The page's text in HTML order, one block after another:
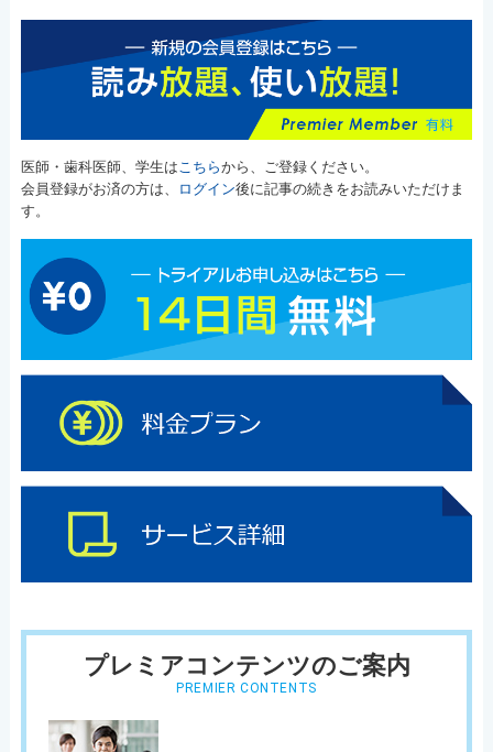
医師・歯科医師、学生はこちらから、ご登録ください。
会員登録がお済の方は、
ログイン後に記事の続きをお読みいただけま
す。
プレミアコンテンツのご案内
PREMIER CONTENTS